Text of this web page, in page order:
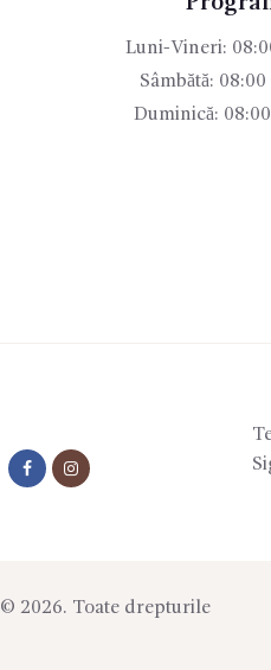
Luni-Vineri:
Sâmbătă:
Duminică:
© 2026. Toate drepturile